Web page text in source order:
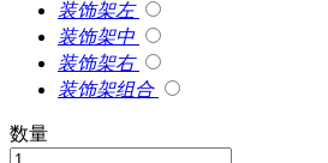
装饰架左
装饰架中
装饰架右
装饰架组合
数量